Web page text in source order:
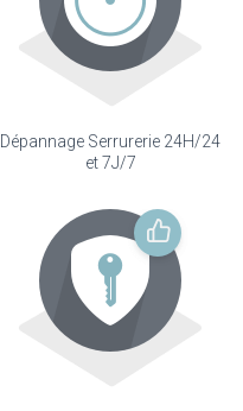
Dépannage Serrurerie 24H/24
et 7J/7